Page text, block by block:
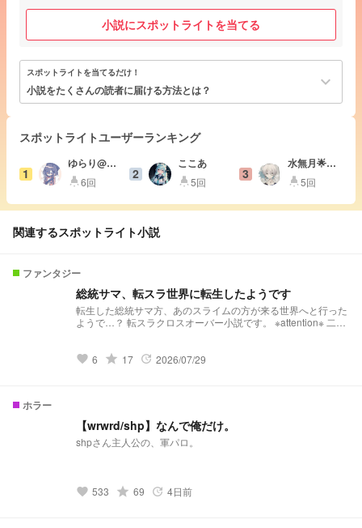
小説にスポットライトを当てる
スポットライトを当てるだけ！
小説をたくさんの読者に届ける方法とは？ keyboard_arrow_down
スポットライトユーザーランキング
1
ゆらり@実
況者LOVE#
びーえる大
highlight6回 2
ここあ
highlight5回 3
水無月🌟
❄️@低浮上ｽ
ﾏﾝ
highlight5回
関連するスポットライト小説
ファンタジー
総統サマ、転スラ世界に転生したようです
転生した総統サマ方、あのスライムの方が来る世界へと行った
ようで…？ 転スラクロスオーバー小説です。 ※attention※ 二次
は第一次wrwrd様です。 転スラとのクロスオーバーです。 地
favorite 6 grade 17 update 2026/07/29
ホラー
【wrwrd/shp】なんで俺だけ。
shpさん主人公の、軍パロ。
favorite 533 grade 69 update 4日前